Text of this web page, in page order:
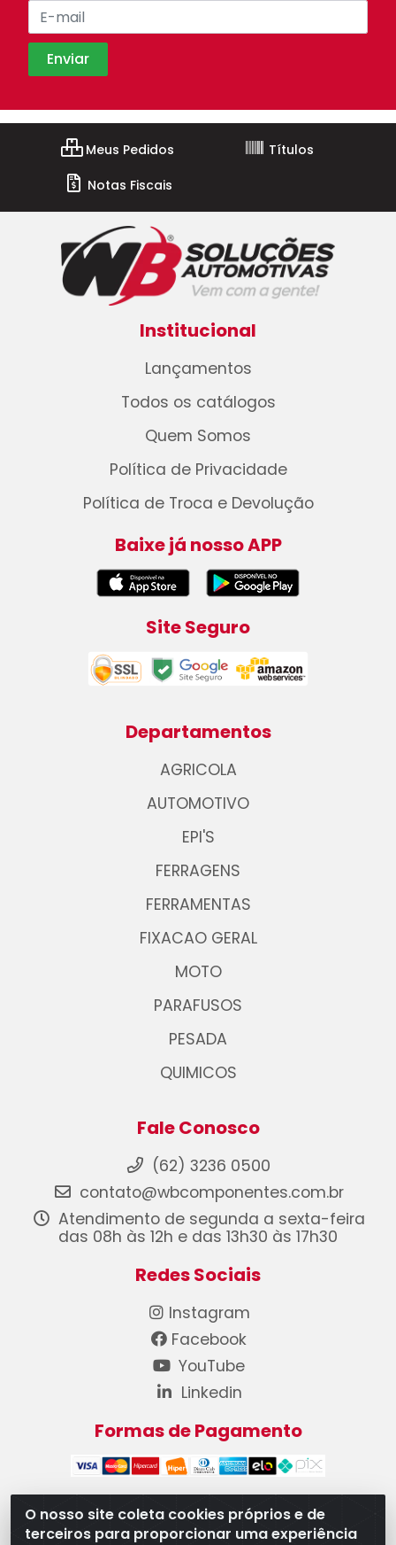
O nosso site coleta cookies próprios e de
terceiros para proporcionar uma experiência
Meus Pedidos
Títulos
Notas Fiscais
Institucional
Lançamentos
Todos os catálogos
Quem Somos
Política de Privacidade
Política de Troca e Devolução
Baixe já nosso APP
Site Seguro
Departamentos
AGRICOLA
AUTOMOTIVO
EPI'S
FERRAGENS
FERRAMENTAS
FIXACAO GERAL
MOTO
PARAFUSOS
PESADA
QUIMICOS
Fale Conosco
(62) 3236 0500
contato@wbcomponentes.com.br
Atendimento de segunda a sexta-feira
das 08h às 12h e das 13h30 às 17h30
Redes Sociais
Instagram
Facebook
YouTube
Linkedin
Formas de Pagamento
WB Componentes Automotivos LTDA - CNPJ